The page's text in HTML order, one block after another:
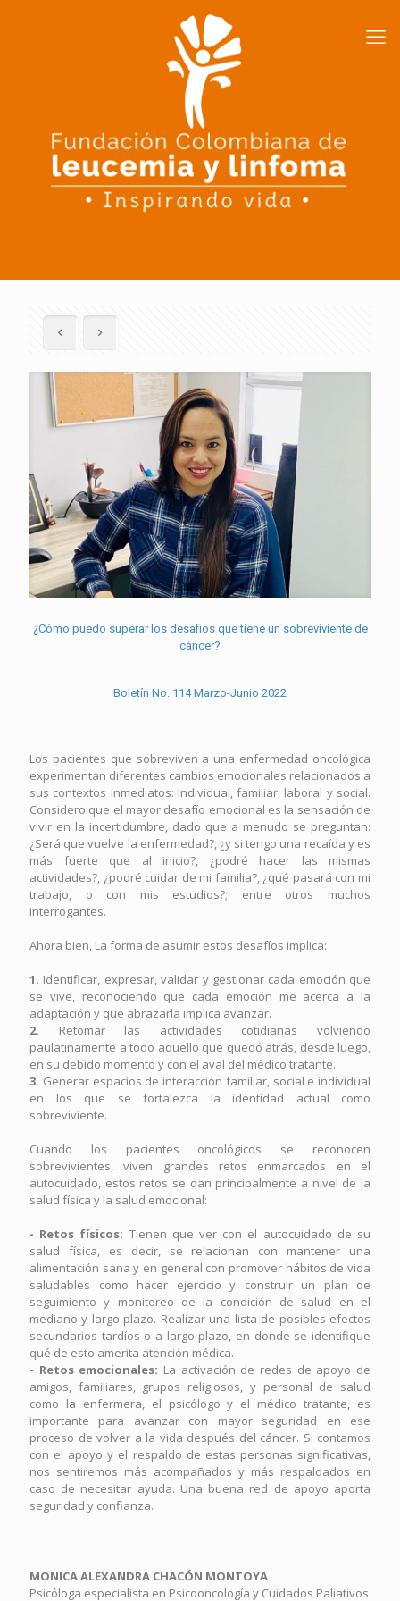
¿Cómo puedo superar los desafios que tiene un sobreviviente de
cáncer?
Boletín No. 114 Marzo-Junio 2022
Los pacientes que sobreviven a una enfermedad oncológica
experimentan diferentes cambios emocionales relacionados a
sus contextos inmediatos: Individual, familiar, laboral y social.
Considero que el mayor desafío emocional es la sensación de
vivir en la incertidumbre, dado que a menudo se preguntan:
¿Será que vuelve la enfermedad?, ¿y si tengo una recaída y es
más fuerte que al inicio?, ¿podré hacer las mismas
actividades?, ¿podré cuidar de mi familia?, ¿qué pasará con mi
trabajo, o con mis estudios?; entre otros muchos
interrogantes.
Ahora bien, La forma de asumir estos desafíos implica:
1. Identificar, expresar, validar y gestionar cada emoción que
se vive, reconociendo que cada emoción me acerca a la
adaptación y que abrazarla implica avanzar.
2. Retomar las actividades cotidianas volviendo
paulatinamente a todo aquello que quedó atrás, desde luego,
en su debido momento y con el aval del médico tratante.
3. Generar espacios de interacción familiar, social e individual
en los que se fortalezca la identidad actual como
sobreviviente.
Cuando los pacientes oncológicos se reconocen
sobrevivientes, viven grandes retos enmarcados en el
autocuidado, estos retos se dan principalmente a nivel de la
salud física y la salud emocional:
- Retos físicos: Tienen que ver con el autocuidado de su
salud física, es decir, se relacionan con mantener una
alimentación sana y en general con promover hábitos de vida
saludables como hacer ejercicio y construir un plan de
seguimiento y monitoreo de la condición de salud en el
mediano y largo plazo. Realizar una lista de posibles efectos
secundarios tardíos o a largo plazo, en donde se identifique
qué de esto amerita atención médica.
- Retos emocionales: La activación de redes de apoyo de
amigos, familiares, grupos religiosos, y personal de salud
como la enfermera, el psicólogo y el médico tratante, es
importante para avanzar con mayor seguridad en ese
proceso de volver a la vida después del cáncer. Si contamos
con el apoyo y el respaldo de estas personas significativas,
nos sentiremos más acompañados y más respaldados en
caso de necesitar ayuda. Una buena red de apoyo aporta
seguridad y confianza.
MONICA ALEXANDRA CHACÓN MONTOYA
Psicóloga especialista en Psicooncología y Cuidados Paliativos